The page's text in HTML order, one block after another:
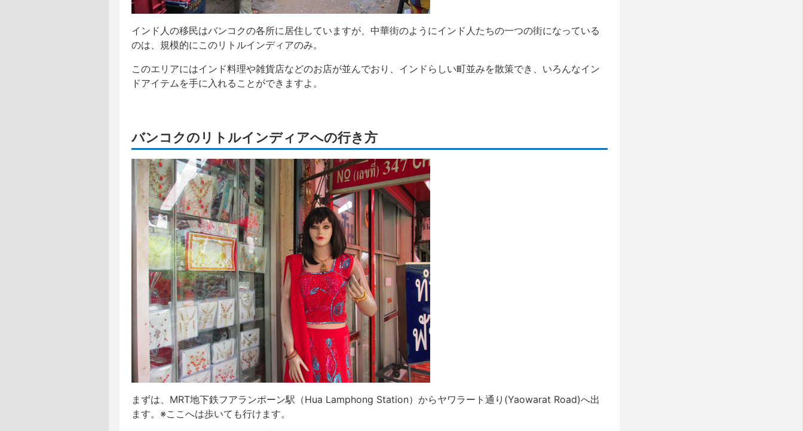
インド人の移民はバンコクの各所に居住していますが、中華街のようにインド人たちの一つの街になっている
のは、規模的にこのリトルインディアのみ。
このエリアにはインド料理や雑貨店などのお店が並んでおり、インドらしい町並みを散策でき、いろんなイン
ドアイテムを手に入れることができますよ。
バンコクのリトルインディアへの行き方
まずは、MRT地下鉄フアランポーン駅（Hua Lamphong Station）からヤワラート通り(Yaowarat Road)へ出
ます。※ここへは歩いても行けます。